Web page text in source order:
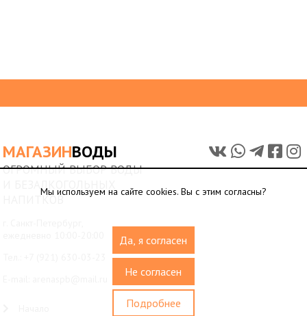
МАГАЗИНВОДЫ
ОГРОМНЫЙ ВЫБОР ВОДЫ
И БЕЗАЛКОГОЛЬНЫХ
НАПИТКОВ
{{menu2}}
Мы используем на сайте cookies. Вы с этим согласны?
Да, я согласен
Не согласен
Подробнее